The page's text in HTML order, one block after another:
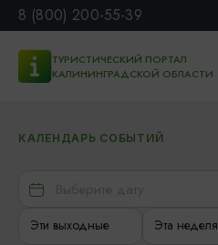
8 (800) 200-55-39
ТУРИСТИЧЕСКИЙ ПОРТАЛ
КАЛИНИНГРАДСКОЙ ОБЛАСТИ
КАЛЕНДАРЬ СОБЫТИЙ
Эти выходные Эта неделя